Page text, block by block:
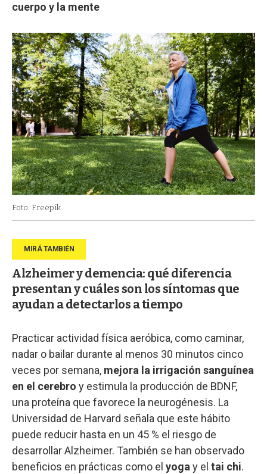
cuerpo y la mente
Foto: Freepik
Alzheimer y demencia: qué diferencia
presentan y cuáles son los síntomas que
ayudan a detectarlos a tiempo
Practicar actividad física aeróbica, como caminar,
nadar o bailar durante al menos 30 minutos cinco
veces por semana, mejora la irrigación sanguínea
en el cerebro y estimula la producción de BDNF,
una proteína que favorece la neurogénesis. La
Universidad de Harvard señala que este hábito
puede reducir hasta en un 45 % el riesgo de
desarrollar Alzheimer. También se han observado
beneficios en prácticas como el yoga y el tai chi.